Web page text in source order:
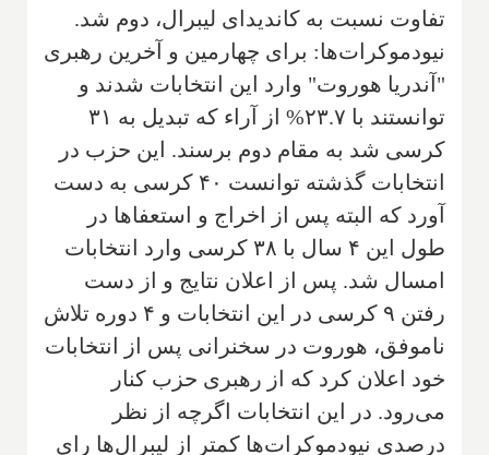
تفاوت نسبت به کاندیدای لیبرال، دوم شد.
نیودموکرات‌ها: برای چهارمین و آخرین رهبری
"آندریا هوروت" وارد این انتخابات شدند و
توانستند با ۲۳.۷% از آراء که تبدیل به ۳۱
کرسی شد به مقام دوم برسند. این حزب در
انتخابات گذشته توانست ۴۰ کرسی به دست
آورد که البته پس از اخراج و استعفاها در
طول این ۴ سال با ۳۸ کرسی وارد انتخابات
امسال شد. پس از اعلان نتایج و از دست
رفتن ۹ کرسی در این انتخابات و ۴ دوره تلاش
ناموفق، هوروت در سخنرانی پس از انتخابات
خود اعلان کرد که از رهبری حزب کنار
می‌رود. در این انتخابات اگرچه از نظر
درصدی نیودموکرات‌ها کمتر از لیبرال‌ها رای